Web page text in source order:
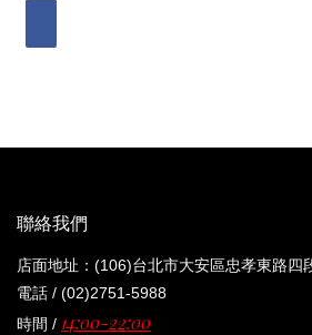
聯絡我們
店面地址：(106)台北市大安區忠孝東路四
電話 / (02)2751-5988
時間 / 14:00-22:00